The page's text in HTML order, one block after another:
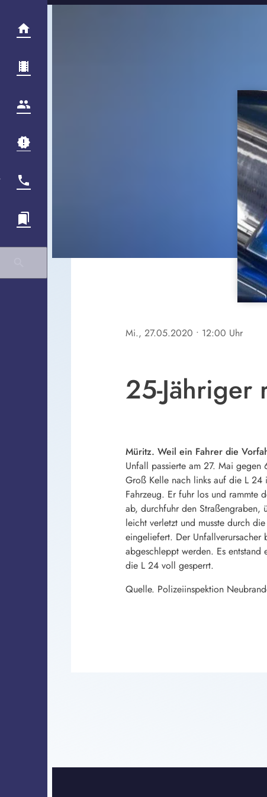
Mi., 27.05.2020 • 12:00 Uhr
25-
Müritz. Weil ein Fahrer die
Unfall passierte am 27. Mai
Groß Kelle nach links auf die L 24
Fahrzeug. Er fuhr los und rammte
ab, durchfuhr den Straßengraben,
leicht verletzt und musste durch
eingeliefert. Der
abgeschleppt werden. Es
die L 24 voll gesperrt.
Quelle. Polizeiinspektion